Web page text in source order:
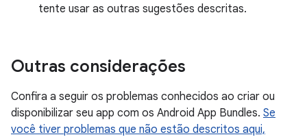
tente usar as outras sugestões descritas.
Outras considerações
Confira a seguir os problemas conhecidos ao criar ou
disponibilizar seu app com os Android App Bundles. Se
você tiver problemas que não estão descritos aqui,